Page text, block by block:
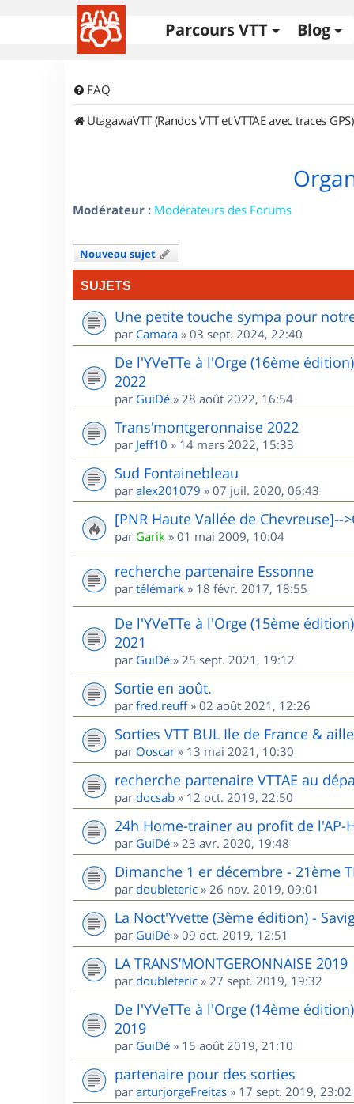
Parcours VTT Blog
FAQ
UtagawaVTT (Randos VTT et VTTAE avec traces GPS)
Modérateur : Modérateurs des Forums
Nouveau sujet
SUJETS
Une petite touche sympa pour
par Camara » 03 sept. 2024, 22:40
De l'YVeTTe à l'Orge (16ème
2022
par GuiDé » 28 août 2022, 16:54
Trans'montgeronnaise 2022
par Jeff10 » 14 mars 2022, 15:33
Sud Fontainebleau
par alex201079 » 07 juil. 2020, 06:43
[PNR Haute Vallée de
par Garik » 01 mai 2009, 10:04
recherche partenaire Essonne
par télémark » 18 févr. 2017, 18:55
De l'YVeTTe à l'Orge (15ème
2021
par GuiDé » 25 sept. 2021, 19:12
Sortie en août.
par fred.reuff» 02 août 2021, 12:26
Sorties VTT BUL Ile de France &
par Ooscar » 13 mai 2021, 10:30
recherche partenaire VTTAE au
par docsab » 12 oct. 2019, 22:50
24h Home-trainer au profit de l'AP-
par GuiDé » 23 avr. 2020, 19:48
Dimanche 1 er décembre - 21ème
par doubleteric » 26 nov. 2019, 09:01
La Noct'Yvette (3ème édition) -
par GuiDé » 09 oct. 2019, 12:51
LA TRANS’MONTGERONNAISE 2019
par doubleteric » 27 sept. 2019, 19:32
De l'YVeTTe à l'Orge (14ème
2019
par GuiDé » 15 août 2019, 21:10
partenaire pour des sorties
par arturjorgeFreitas » 17 sept. 2019, 23:02